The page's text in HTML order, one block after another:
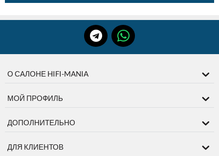
О САЛОНЕ HIFI-MANIA
МОЙ ПРОФИЛЬ
ДОПОЛНИТЕЛЬНО
ДЛЯ КЛИЕНТОВ